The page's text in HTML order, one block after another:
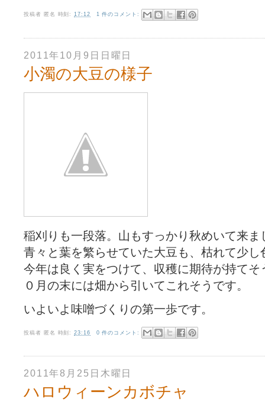
投稿者 匿名 時刻: 17:12 1 件のコメント:
2011年10月9日日曜日
小濁の大豆の様子
稲刈りも一段落。山もすっかり秋めいて来ま
青々と葉を繁らせていた大豆も、枯れて少し
今年は良く実をつけて、収穫に期待が持て
０月の末には畑から引いてこれそうです。
いよいよ味噌づくりの第一歩です。
投稿者 匿名 時刻:23:16 0 件のコメント:
2011年8月25日木曜日
ハロウィーンカボチャ